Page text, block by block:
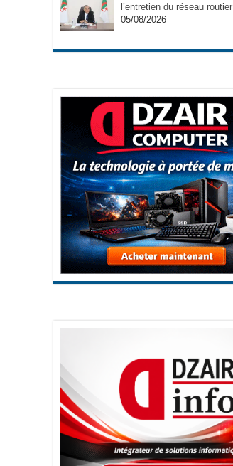
l’entretien du réseau routier
05/08/2026